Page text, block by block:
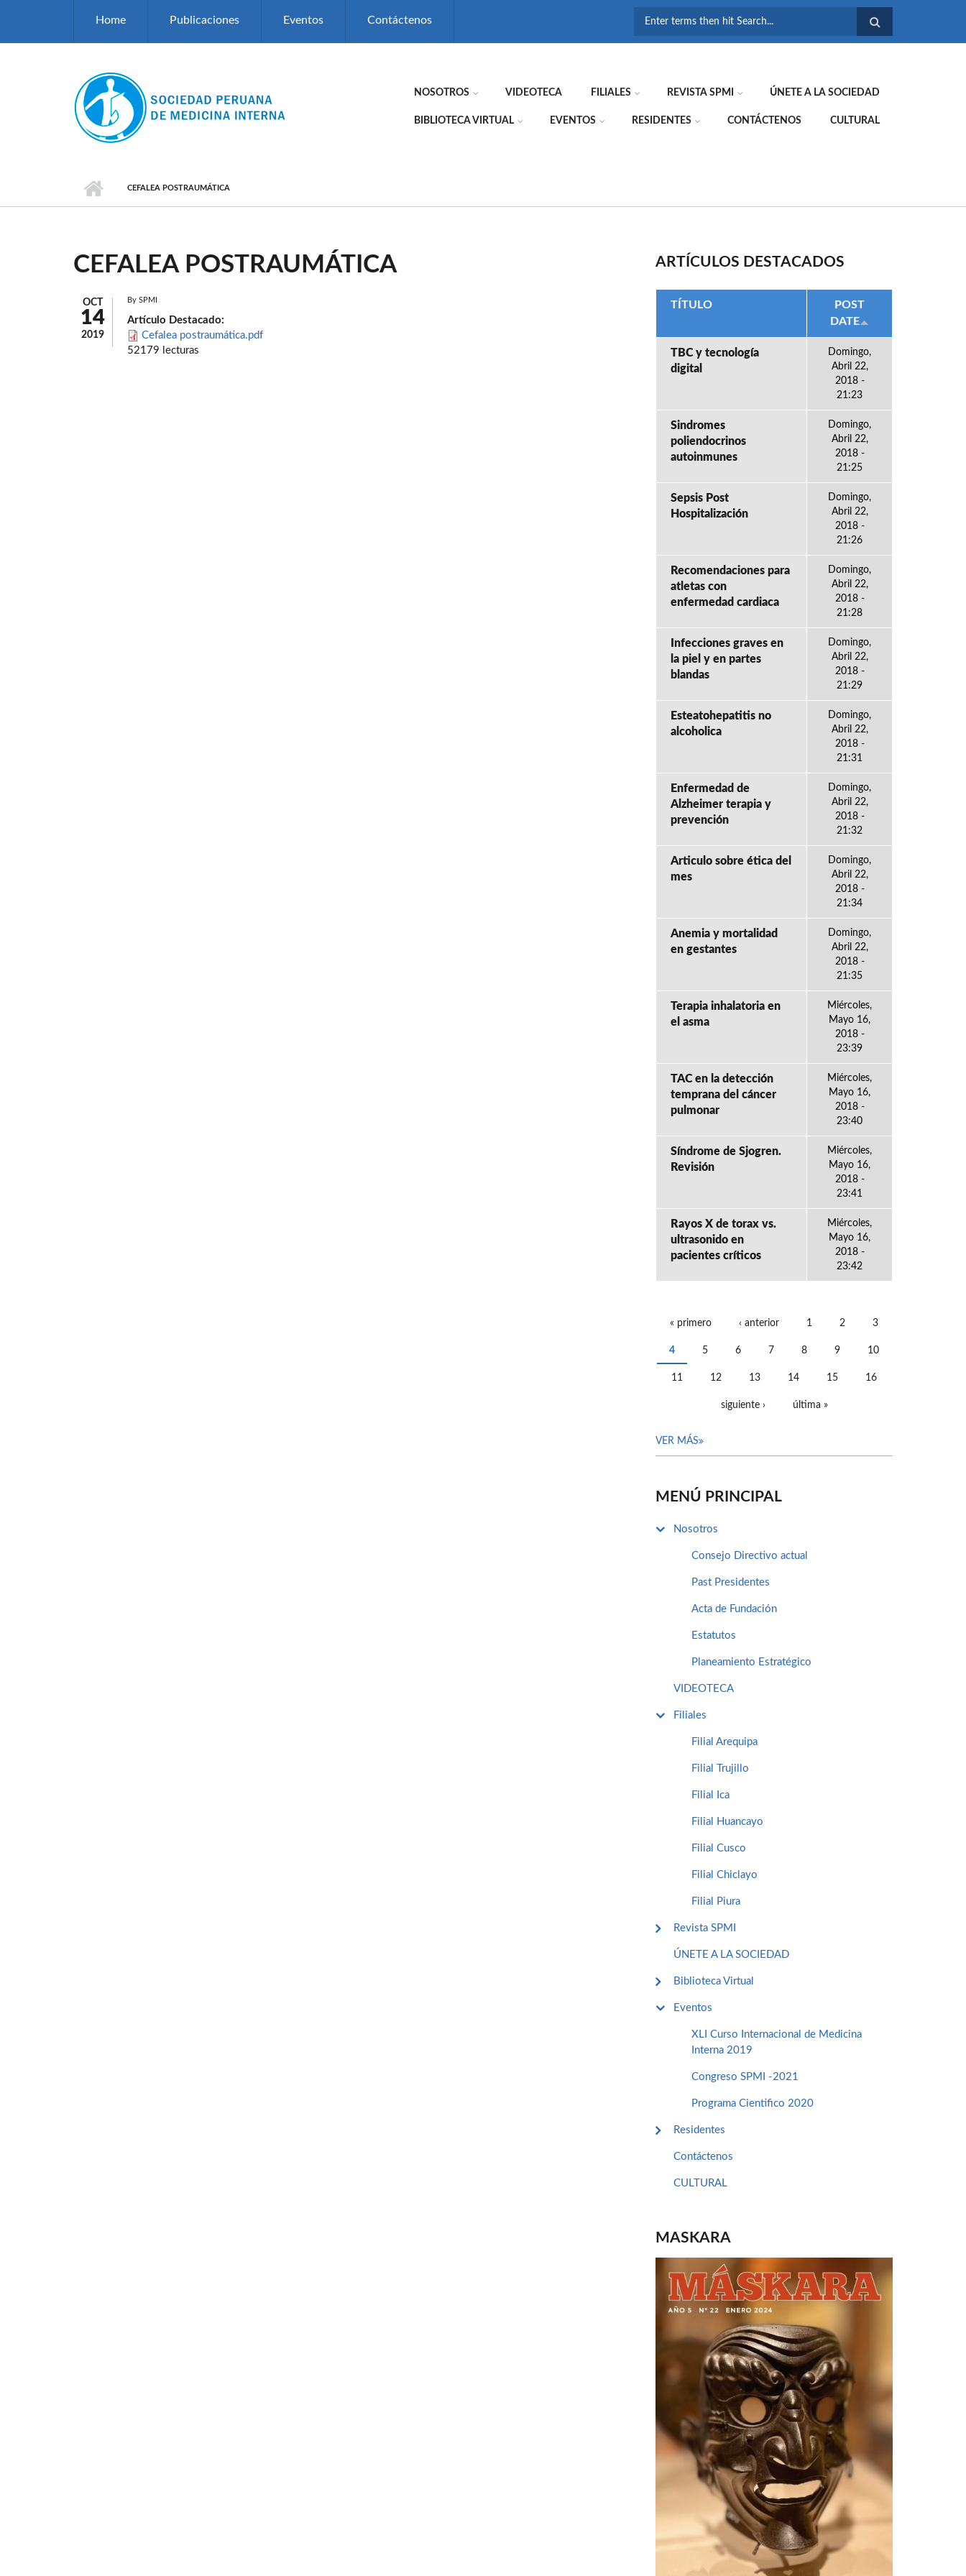
Home Publicaciones Eventos Contáctenos
NOSOTROS VIDEOTECA FILIALES REVISTA SPMI ÚNETE A LA SOCIEDAD
BIBLIOTECA VIRTUAL EVENTOS RESIDENTES CONTÁCTENOS CULTURAL
CEFALEA POSTRAUMÁTICA
CEFALEA POSTRAUMÁTICA
OCT
14
2019
By SPMI
Artículo Destacado:
Cefalea postraumática.pdf
52179 lecturas
ARTÍCULOS DESTACADOS
TÍTULO
POST
DATE
TBC y tecnología
digital
Domingo,
Abril 22,
2018 -
21:23
Sindromes
poliendocrinos
autoinmunes
Domingo,
Abril 22,
2018 -
21:25
Sepsis Post
Hospitalización
Domingo,
Abril 22,
2018 -
21:26
Recomendaciones para
atletas con
enfermedad cardiaca
Domingo,
Abril 22,
2018 -
21:28
Infecciones graves en
la piel y en partes
blandas
Domingo,
Abril 22,
2018 -
21:29
Esteatohepatitis no
alcoholica
Domingo,
Abril 22,
2018 -
21:31
Enfermedad de
Alzheimer terapia y
prevención
Domingo,
Abril 22,
2018 -
21:32
Articulo sobre ética del
mes
Domingo,
Abril 22,
2018 -
21:34
Anemia y mortalidad
en gestantes
Domingo,
Abril 22,
2018 -
21:35
Terapia inhalatoria en
el asma
Miércoles,
Mayo 16,
2018 -
23:39
TAC en la detección
temprana del cáncer
pulmonar
Miércoles,
Mayo 16,
2018 -
23:40
Síndrome de Sjogren.
Revisión
Miércoles,
Mayo 16,
2018 -
23:41
Rayos X de torax vs.
ultrasonido en
pacientes críticos
Miércoles,
Mayo 16,
2018 -
23:42
« primero ‹ anterior 1 2 3
4 5 6 7 8 9 10
11 12 13 14 15 16
siguiente › última »
VER MÁS
MENÚ PRINCIPAL
Nosotros
Consejo Directivo actual
Past Presidentes
Acta de Fundación
Estatutos
Planeamiento Estratégico
VIDEOTECA
Filiales
Filial Arequipa
Filial Trujillo
Filial Ica
Filial Huancayo
Filial Cusco
Filial Chiclayo
Filial Piura
Revista SPMI
ÚNETE A LA SOCIEDAD
Biblioteca Virtual
Eventos
XLI Curso Internacional de Medicina
Interna 2019
Congreso SPMI -2021
Programa Cientifico 2020
Residentes
Contáctenos
CULTURAL
MASKARA